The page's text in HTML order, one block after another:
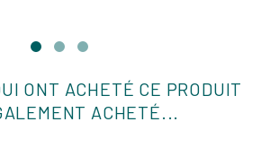
ONT ACHETÉ CE PRODUIT
ACHETÉ...